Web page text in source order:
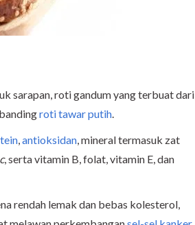
sarapan, roti gandum yang terbuat dari
roti tawar putih.
,antioksidan, mineral termasuk zat
, serta vitamin B, folat, vitamin E, dan
rendah lemak dan bebas kolesterol,